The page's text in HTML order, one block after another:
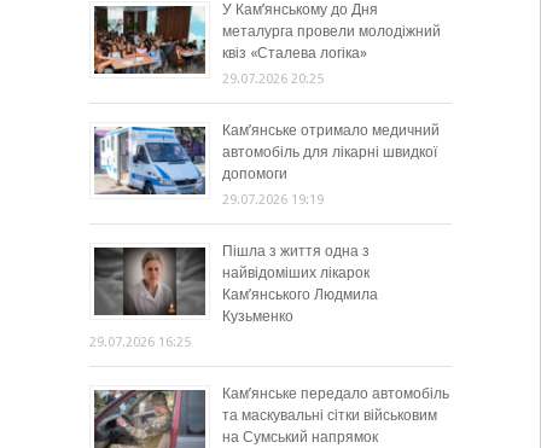
У Кам’янському до Дня
металурга провели молодіжний
квіз «Сталева логіка»
29.07.2026 20:25
Кам’янське отримало медичний
автомобіль для лікарні швидкої
допомоги
29.07.2026 19:19
Пішла з життя одна з
найвідоміших лікарок
Кам’янського Людмила
Кузьменко
29.07.2026 16:25
Кам’янське передало автомобіль
та маскувальні сітки військовим
на Сумський напрямок